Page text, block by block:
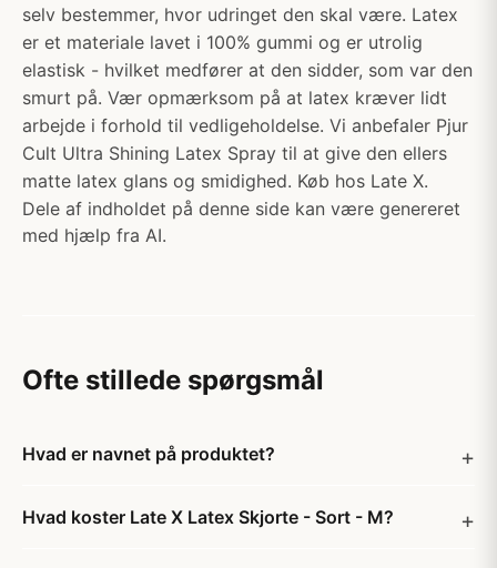
selv bestemmer, hvor udringet den skal være. Latex
er et materiale lavet i 100% gummi og er utrolig
elastisk - hvilket medfører at den sidder, som var den
smurt på. Vær opmærksom på at latex kræver lidt
arbejde i forhold til vedligeholdelse. Vi anbefaler Pjur
Cult Ultra Shining Latex Spray til at give den ellers
matte latex glans og smidighed. Køb hos Late X.
Dele af indholdet på denne side kan være genereret
med hjælp fra AI.
Ofte stillede spørgsmål
Hvad er navnet på produktet?
Hvad koster Late X Latex Skjorte - Sort - M?